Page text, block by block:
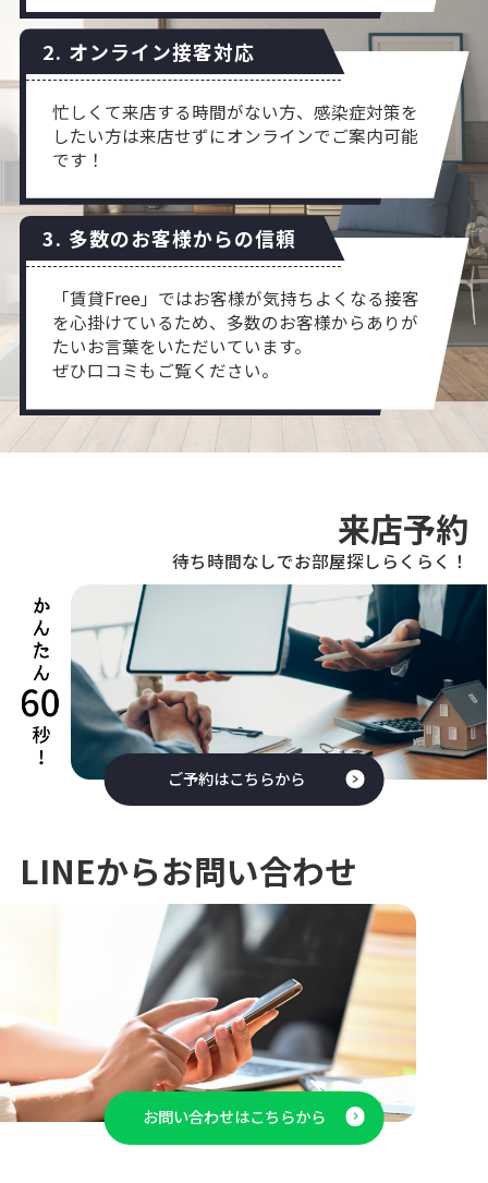
2. オンライン接客対応
忙しくて来店する時間がない方、感染症対策を
したい方は来店せずにオンラインでご案内可能
です！
3. 多数のお客様からの信頼
「賃貸Free」ではお客様が気持ちよくなる接客
を心掛けているため、多数のお客様からありが
たいお言葉をいただいています。
ぜひ口コミもご覧ください。
来店予約
待ち時間なしでお部屋探しらくらく！
ご予約はこちらから
LINEからお問い合わせ
お問い合わせはこちらから